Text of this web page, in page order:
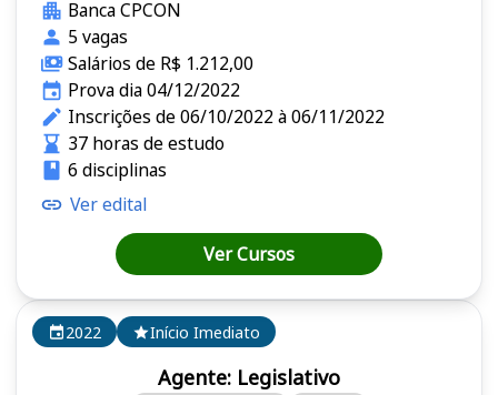
2022 Início Imediato
Agente: Legislativo
Banca CPCON
5 vagas
Salários de R$ 1.212,00
Prova dia 04/12/2022
Inscrições de 06/10/2022 à 06/11/2022
37 horas de estudo
6 disciplinas
Ver edital
Ver Cursos